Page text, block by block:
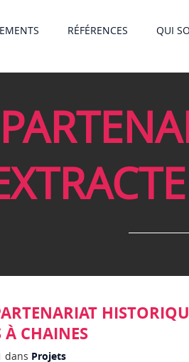
RÉFÉRENCES QUI
À CHAINES
dans Projets